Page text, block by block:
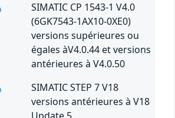
SIMATIC CP 1543-1 V4.0
(6GK7543-1AX10-0XE0)
versions supérieures ou
égales àV4.0.44 et versions
antérieures à V4.0.50
SIMATIC STEP 7 V18
versions antérieures à V18